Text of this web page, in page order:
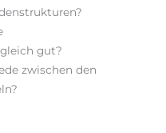
gut?
zwischen den